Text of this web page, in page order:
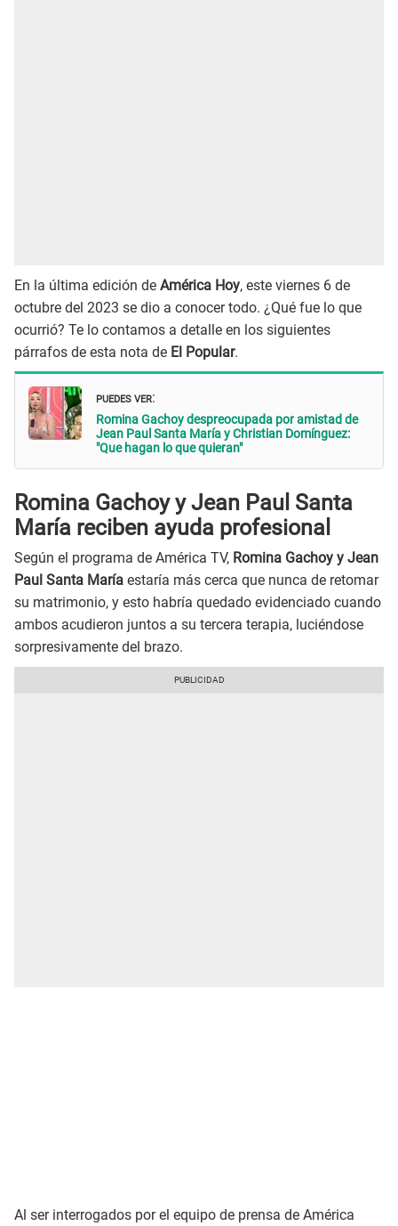
En la última edición de América Hoy, este viernes 6 de
octubre del 2023 se dio a conocer todo. ¿Qué fue lo que
ocurrió? Te lo contamos a detalle en los siguientes
párrafos de esta nota de El Popular.
PUEDES VER:
Romina Gachoy despreocupada por amistad de
Jean Paul Santa María y Christian Domínguez:
"Que hagan lo que quieran"
Romina Gachoy y Jean Paul Santa
María reciben ayuda profesional
Según el programa de América TV, Romina Gachoy y Jean
Paul Santa María estaría más cerca que nunca de retomar
su matrimonio, y esto habría quedado evidenciado cuando
ambos acudieron juntos a su tercera terapia, luciéndose
sorpresivamente del brazo.
Al ser interrogados por el equipo de prensa de América